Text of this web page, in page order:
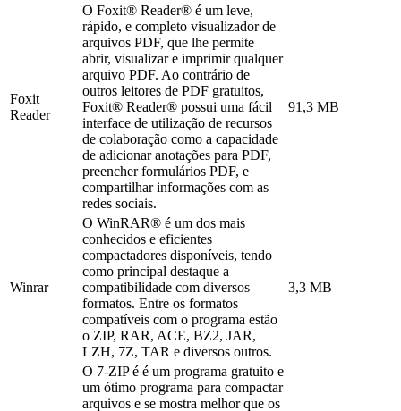
Foxit
Reader
O Foxit® Reader® é um leve,
rápido, e completo visualizador de
arquivos PDF, que lhe permite
abrir, visualizar e imprimir qualquer
arquivo PDF. Ao contrário de
outros leitores de PDF gratuitos,
Foxit® Reader® possui uma fácil
interface de utilização de recursos
de colaboração como a capacidade
de adicionar anotações para PDF,
preencher formulários PDF, e
compartilhar informações com as
redes sociais.
91,3 MB
Winrar
O WinRAR® é um dos mais
conhecidos e eficientes
compactadores disponíveis, tendo
como principal destaque a
compatibilidade com diversos
formatos. Entre os formatos
compatíveis com o programa estão
o ZIP, RAR, ACE, BZ2, JAR,
LZH, 7Z, TAR e diversos outros.
3,3 MB
O 7-ZIP é é um programa gratuito e
um ótimo programa para compactar
arquivos e se mostra melhor que os